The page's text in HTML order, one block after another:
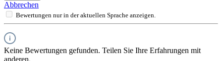
Abbrechen
Bewertungen nur in der aktuellen Sprache anzeigen.
Keine Bewertungen gefunden. Teilen Sie Ihre Erfahrungen mit